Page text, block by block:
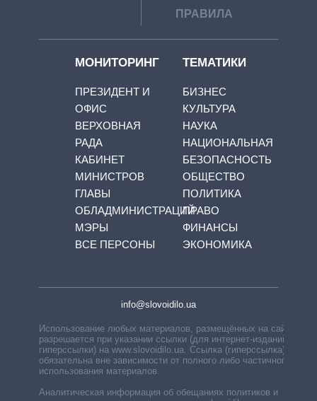
ПРАВИЛА
МОНИТОРИНГ
ПРЕЗИДЕНТ И
ОФИС
ВЕРХОВНАЯ
РАДА
КАБИНЕТ
МИНИСТРОВ
ГЛАВЫ
ОБЛАДМИНИСТРАЦИЙ
МЭРЫ
ВСЕ ПЕРСОНЫ
ТЕМАТИКИ
БИЗНЕС
КУЛЬТУРА
НАУКА
НАЦИОНАЛЬНАЯ
БЕЗОПАСНОСТЬ
ОБЩЕСТВО
ПОЛИТИКА
ПРАВО
ФИНАНСЫ
ЭКОНОМИКА
info@slovoidilo.ua
Использование любых материалов, размещённых на сайте,
разрешается при указании ссылки (для интернет-изданий —
гиперссылки) на www.slovoidilo.ua. Ссылка (гиперссылка)
обязательна вне зависимости от полного либо частичного
использования материалов.
Аналитическая информация об обещаниях политиков и